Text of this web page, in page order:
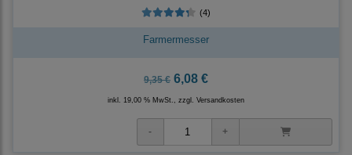
(4)
Farmermesser
9,35 € 6,08 €
inkl. 19,00 % MwSt., zzgl. Versandkosten